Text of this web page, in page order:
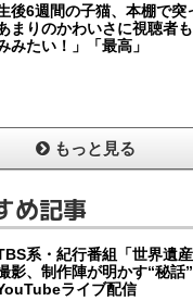
後6週間の子猫、本棚で
まりのかわいさに視聴者
みたい！」「最高」
もっと見る
め記事
系・紀行番組「世界遺
影、制作陣が明かす“秘
ライブ配信